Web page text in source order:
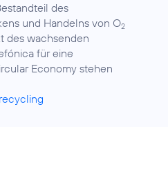
des
und Handelns von O2
des wachsenden
für eine
Economy stehen